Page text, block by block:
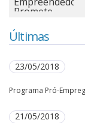
Últimas
23/05/2018
Programa Pró-
21/05/2018